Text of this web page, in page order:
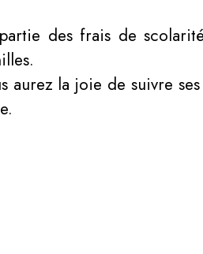
des frais de
aurez la joie de suivre